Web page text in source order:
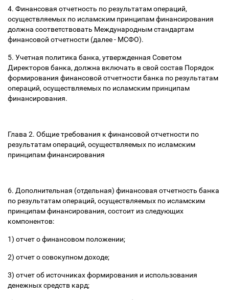
4. Финансовая отчетность по результатам операций,
осуществляемых по исламским принципам финансирования
должна соответствовать Международным стандартам
финансовой отчетности (далее - МСФО).
5. Учетная политика банка, утвержденная Советом
Директоров банка, должна включать в свой состав Порядок
формирования финансовой отчетности банка по результатам
операций, осуществляемых по исламским принципам
финансирования.
Глава 2. Общие требования к финансовой отчетности по
результатам операций, осуществляемых по исламским
принципам финансирования
6. Дополнительная (отдельная) финансовая отчетность банка
по результатам операций, осуществляемых по исламским
принципам финансирования, состоит из следующих
компонентов:
1) отчет о финансовом положении;
2) отчет о совокупном доходе;
3) отчет об источниках формирования и использования
денежных средств кард;